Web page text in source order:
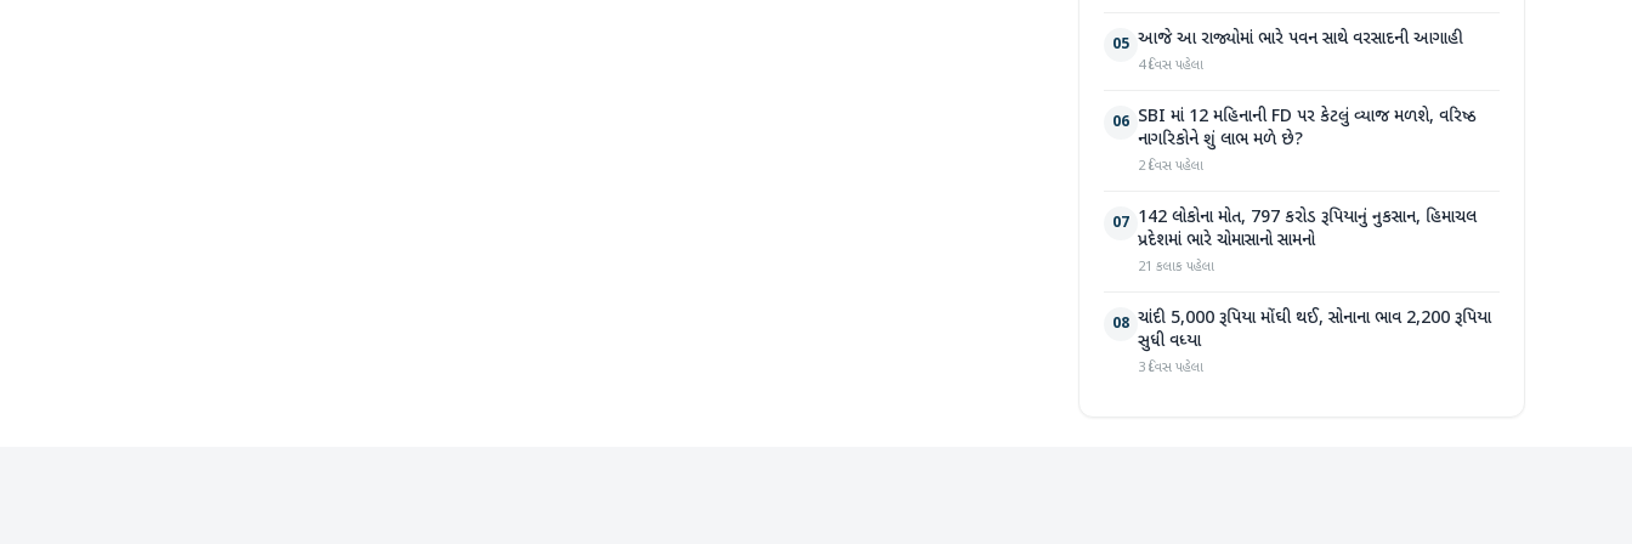
05 આજે આ રાજ્યોમાં ભારે પવન સાથે વરસાદની આગાહી
4 દિવસ પહેલા
06 SBI માં 12 મહિનાની FD પર કેટલું વ્યાજ મળશે, વરિષ્ઠ
નાગરિકોને શું લાભ મળે છે?
2 દિવસ પહેલા
07 142 લોકોના મોત, 797 કરોડ રૂપિયાનું નુકસાન, હિમાચલ
પ્રદેશમાં ભારે ચોમાસાનો સામનો
21 કલાક પહેલા
08 ચાંદી 5,000 રૂપિયા મોંઘી થઈ, સોનાના ભાવ 2,200 રૂપિયા
સુધી વધ્યા
3 દિવસ પહેલા